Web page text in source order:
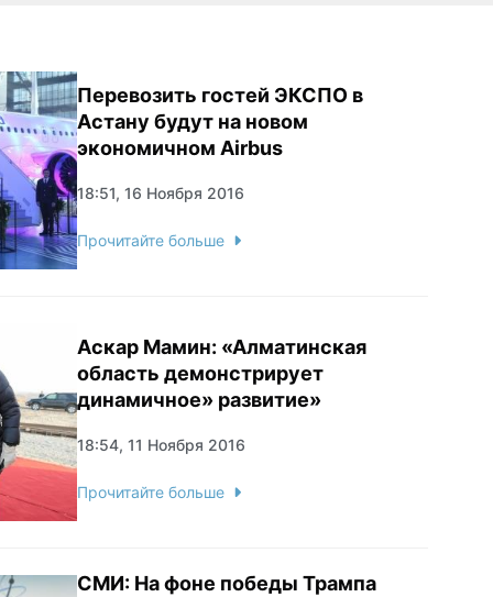
Перевозить гостей ЭКСПО в
Астану будут на новом
экономичном Airbus
18:51, 16 Ноября 2016
Прочитайте больше
Аскар Мамин: «Алматинская
область демонстрирует
динамичное» развитие»
18:54, 11 Ноября 2016
Прочитайте больше
СМИ: На фоне победы Трампа